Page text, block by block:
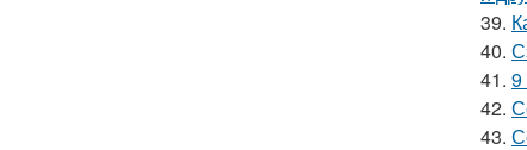
39.
40.
41. 9
42.
43.